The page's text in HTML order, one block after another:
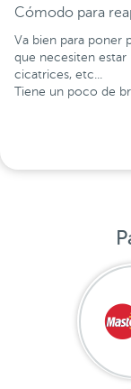
Cómodo para
Va bien para poner
que necesiten estar
cicatrices, etc...
Tiene un poco de